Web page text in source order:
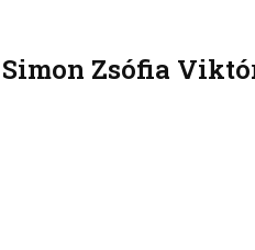
t
t
Simon Zsófia